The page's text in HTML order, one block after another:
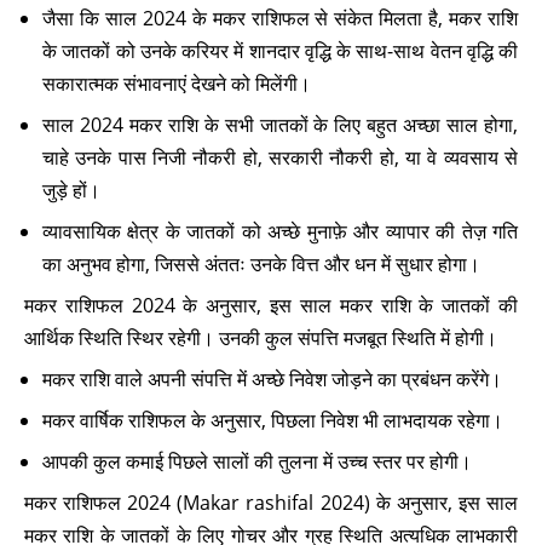
जैसा कि साल 2024 के मकर राशिफल से संकेत मिलता है, मकर राशि
के जातकों को उनके करियर में शानदार वृद्धि के साथ-साथ वेतन वृद्धि की
सकारात्मक संभावनाएं देखने को मिलेंगी।
साल 2024 मकर राशि के सभी जातकों के लिए बहुत अच्छा साल होगा,
चाहे उनके पास निजी नौकरी हो, सरकारी नौकरी हो, या वे व्यवसाय से
जुड़े हों।
व्यावसायिक क्षेत्र के जातकों को अच्छे मुनाफ़े और व्यापार की तेज़ गति
का अनुभव होगा, जिससे अंततः उनके वित्त और धन में सुधार होगा।
मकर राशिफल 2024 के अनुसार, इस साल मकर राशि के जातकों की
आर्थिक स्थिति स्थिर रहेगी। उनकी कुल संपत्ति मजबूत स्थिति में होगी।
मकर राशि वाले अपनी संपत्ति में अच्छे निवेश जोड़ने का प्रबंधन करेंगे।
मकर वार्षिक राशिफल के अनुसार, पिछला निवेश भी लाभदायक रहेगा।
आपकी कुल कमाई पिछले सालों की तुलना में उच्च स्तर पर होगी।
मकर राशिफल 2024 (Makar rashifal 2024) के अनुसार, इस साल
मकर राशि के जातकों के लिए गोचर और ग्रह स्थिति अत्यधिक लाभकारी